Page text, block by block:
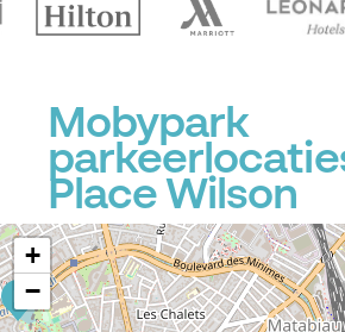
Mobypark
Place Wilson
+
−